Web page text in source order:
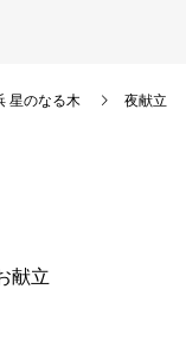
星のなる木 夜献立
献立